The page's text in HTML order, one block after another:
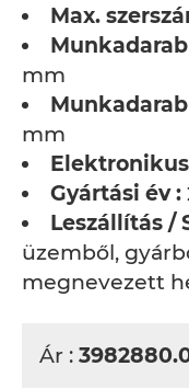
Max.
mm
mm
Gyártási év :
Leszállítás /
üzemből,
megnevezett
Ár :